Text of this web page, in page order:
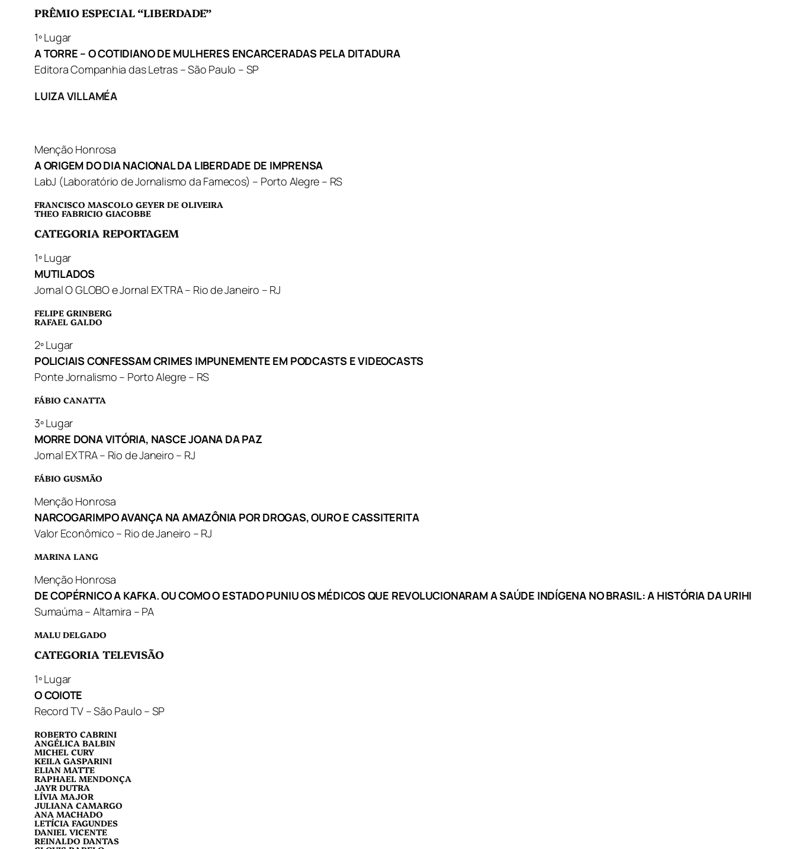
PRÊMIO ESPECIAL “LIBERDADE”
1º Lugar
A TORRE – O COTIDIANO DE MULHERES ENCARCERADAS PELA DITADURA
Editora Companhia das Letras – São Paulo – SP
LUIZA VILLAMÉA
Menção Honrosa
A ORIGEM DO DIA NACIONAL DA LIBERDADE DE IMPRENSA
LabJ (Laboratório de Jornalismo da Famecos) – Porto Alegre – RS
FRANCISCO MASCOLO GEYER DE OLIVEIRA
THEO FABRICIO GIACOBBE
CATEGORIA REPORTAGEM
1º Lugar
MUTILADOS
Jornal O GLOBO e Jornal EXTRA – Rio de Janeiro – RJ
FELIPE GRINBERG
RAFAEL GALDO
2º Lugar
POLICIAIS CONFESSAM CRIMES IMPUNEMENTE EM PODCASTS E VIDEOCASTS
Ponte Jornalismo – Porto Alegre – RS
FÁBIO CANATTA
3º Lugar
MORRE DONA VITÓRIA, NASCE JOANA DA PAZ
Jornal EXTRA – Rio de Janeiro – RJ
FÁBIO GUSMÃO
Menção Honrosa
NARCOGARIMPO AVANÇA NA AMAZÔNIA POR DROGAS, OURO E CASSITERITA
Valor Econômico – Rio de Janeiro – RJ
MARINA LANG
Menção Honrosa
DE COPÉRNICO A KAFKA. OU COMO O ESTADO PUNIU OS MÉDICOS QUE REVOLUCIONARAM A SAÚDE INDÍGENA NO BRASIL: A HISTÓRIA DA URIHI
Sumaúma – Altamira – PA
MALU DELGADO
CATEGORIA TELEVISÃO
1º Lugar
O COIOTE
Record TV – São Paulo – SP
ROBERTO CABRINI
ANGÉLICA BALBIN
MICHEL CURY
KEILA GASPARINI
ELIAN MATTE
RAPHAEL MENDONÇA
JAYR DUTRA
LÍVIA MAJOR
JULIANA CAMARGO
ANA MACHADO
LETÍCIA FAGUNDES
DANIEL VICENTE
REINALDO DANTAS